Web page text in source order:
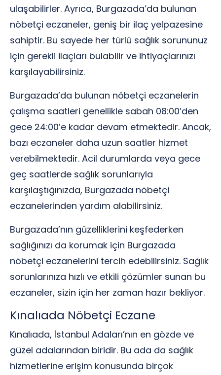
ulaşabilirler. Ayrıca, Burgazada’da bulunan
nöbetçi eczaneler, geniş bir ilaç yelpazesine
sahiptir. Bu sayede her türlü sağlık sorununuz
için gerekli ilaçları bulabilir ve ihtiyaçlarınızı
karşılayabilirsiniz.
Burgazada’da bulunan nöbetçi eczanelerin
çalışma saatleri genellikle sabah 08:00’den
gece 24:00’e kadar devam etmektedir. Ancak,
bazı eczaneler daha uzun saatler hizmet
verebilmektedir. Acil durumlarda veya gece
geç saatlerde sağlık sorunlarıyla
karşılaştığınızda, Burgazada nöbetçi
eczanelerinden yardım alabilirsiniz.
Burgazada’nın güzelliklerini keşfederken
sağlığınızı da korumak için Burgazada
nöbetçi eczanelerini tercih edebilirsiniz. Sağlık
sorunlarınıza hızlı ve etkili çözümler sunan bu
eczaneler, sizin için her zaman hazır bekliyor.
Kınalıada Nöbetçi Eczane
Kınalıada, İstanbul Adaları’nın en gözde ve
güzel adalarından biridir. Bu ada da sağlık
hizmetlerine erişim konusunda birçok